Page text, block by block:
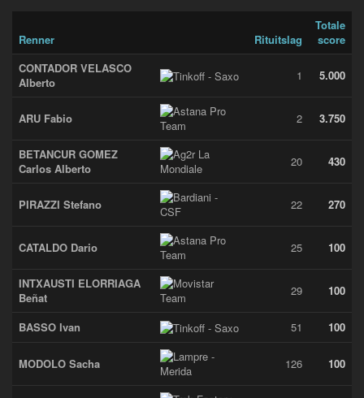
Renner Rituitslag
Totale
score
CONTADOR VELASCO
Alberto
1 5.000
ARU Fabio 2 3.750
BETANCUR GOMEZ
Carlos Alberto
20 430
PIRAZZI Stefano 22 270
CATALDO Dario 25 100
INTXAUSTI ELORRIAGA
Beñat
29 100
BASSO Ivan 51 100
MODOLO Sacha 126 100